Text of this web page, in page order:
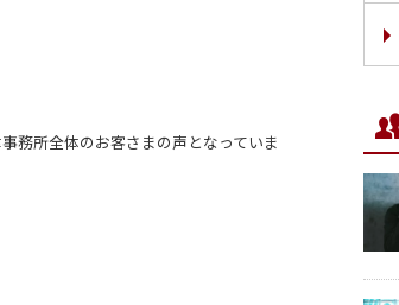
務所全体のお客さまの声となっていま